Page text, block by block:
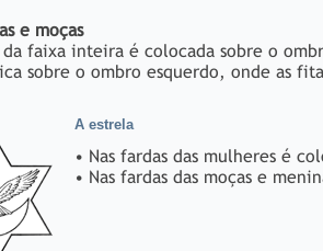
e moças
da faixa inteira é colocada sobre o
sobre o ombro esquerdo, onde as
A estrela
• Nas fardas das mulheres é
• Nas fardas das moças e